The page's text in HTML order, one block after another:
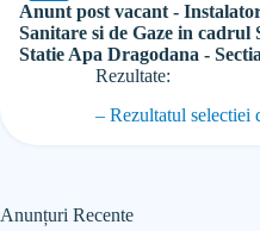
Anunt post vacant -
Sanitare si de Gaze in cadrul
Statie Apa Dragodana -
Rezultate:
– Rezultatul selectiei
Anunțuri Recente